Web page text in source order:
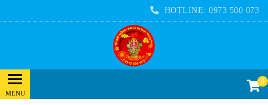
HOTLINE: 0973 500 073
0